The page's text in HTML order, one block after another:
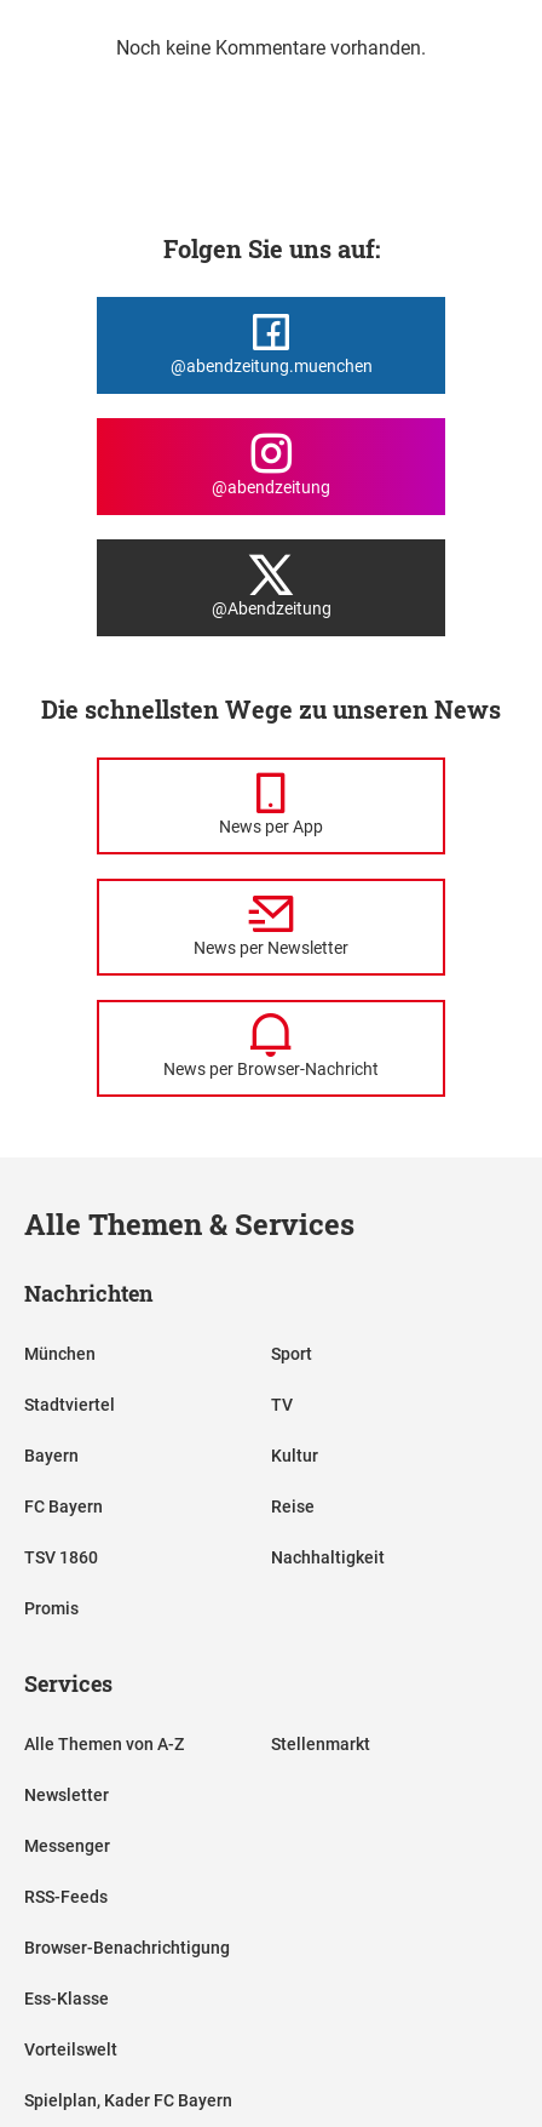
Noch keine Kommentare vorhanden.
Folgen Sie uns auf:
@abendzeitung.muenchen
@abendzeitung
@Abendzeitung
Die schnellsten Wege zu unseren News
News per App
News per Newsletter
News per Browser-Nachricht
Alle Themen & Services
Nachrichten
München
Stadtviertel
Bayern
FC Bayern
TSV 1860
Promis
Sport
TV
Kultur
Reise
Nachhaltigkeit
Services
Alle Themen von A-Z
Newsletter
Messenger
RSS-Feeds
Browser-Benachrichtigung
Ess-Klasse
Vorteilswelt
Spielplan, Kader FC Bayern
Stellenmarkt